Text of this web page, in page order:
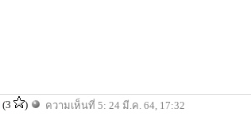
(3 ) ความเห็นที่ 5: 24 มี.ค. 64, 17:32